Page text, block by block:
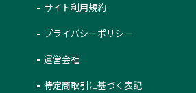
サイト利用規約
プライバシーポリシー
運営会社
特定商取引に基づく表記